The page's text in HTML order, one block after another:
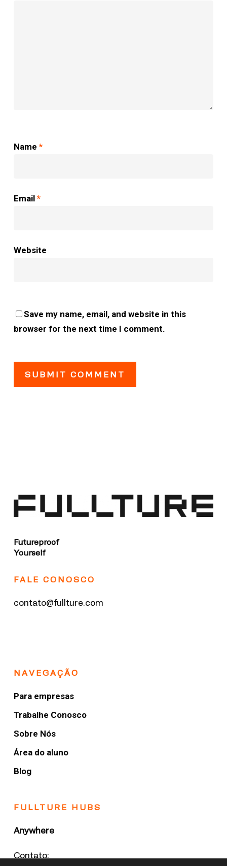
Name *
Email *
Website
Save my name, email, and website in this
browser for the next time I comment.
Futureproof
Yourself
FALE CONOSCO
contato@fullture.com
NAVEGAÇÃO
Para empresas
Trabalhe Conosco
Sobre Nós
Área do aluno
Blog
FULLTURE HUBS
Anywhere
Contato: